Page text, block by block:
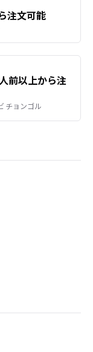
注文可能
前以上から注
チョンゴル